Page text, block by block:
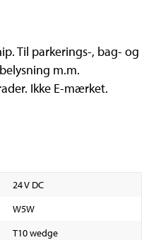
Til parkerings-, bag- og
m.m.
Ikke E-mærket.
24 V DC
W5W
T10 wedge